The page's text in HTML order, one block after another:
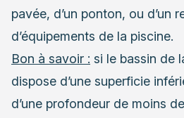
pavée, d’un ponton, ou d’un
d’équipements de la piscine.
Bon à savoir : si le bassin de
dispose d’une superficie
d’une profondeur de moins